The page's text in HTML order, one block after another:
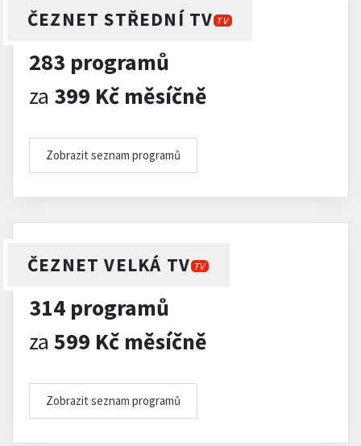
ČEZNET STŘEDNÍ TV TV
283 programů
za 399 Kč měsíčně
Zobrazit seznam programů
ČEZNET VELKÁ TV TV
314 programů
za 599 Kč měsíčně
Zobrazit seznam programů